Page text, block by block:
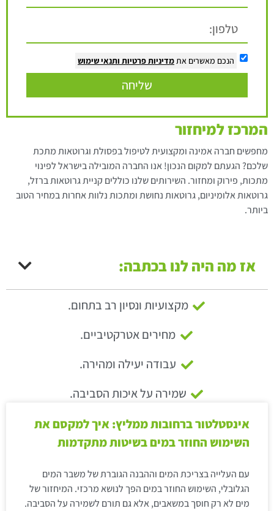
הנכם מאשרים אתמדיניות פרטיות ותנאי שימוש
שליחה
המרכז למיחזור
מחפשים חברה אמינה ומקצועית לטיפול בפסולת וגרוטאות מתכת
שלכם? הגעתם למקום הנכון! אנו החברה המובילה בישראל לפינוי
מתכות, פירוק ומחזור. השירותים שלנו כוללים קניית גרוטאות ברזל,
גרוטאות אלומיניום, גרוטאות נחושת ומתכות נלוות אחרות במחיר הטוב
ביותר.
אז מה היה לנו בכתבה:
מקצועיות ונסיון רב בתחום.
מחירים אטרקטיביים.
עבודה יעילה ומהירה.
שמירה על איכות הסביבה.
אינסטלטור ברחובות ממליץ: איך למקסם את
השימוש החוזר במים בשיטות מתקדמות
עם העלייה בצריכת המים וההבנה הגוברת של משבר המים
הגלובלי, השימוש החוזר במים הפך לנושא מרכזי. המיחזור של
מים לא רק חוסך במשאבים, אלא גם תורם לשמירה על הסביבה.